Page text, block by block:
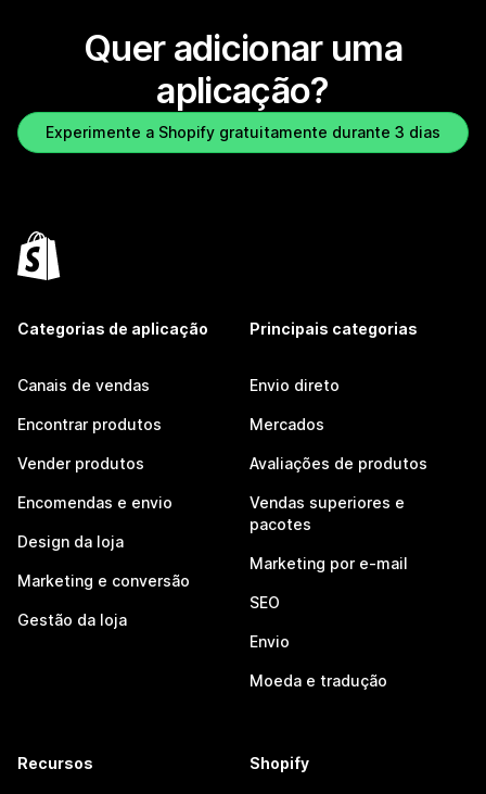
Quer adicionar uma
aplicação?
Experimente a Shopify gratuitamente durante 3 dias
Categorias de aplicação
Canais de vendas
Encontrar produtos
Vender produtos
Encomendas e envio
Design da loja
Marketing e conversão
Gestão da loja
Principais categorias
Envio direto
Mercados
Avaliações de produtos
Vendas superiores e
pacotes
Marketing por e-mail
SEO
Envio
Moeda e tradução
Recursos Shopify